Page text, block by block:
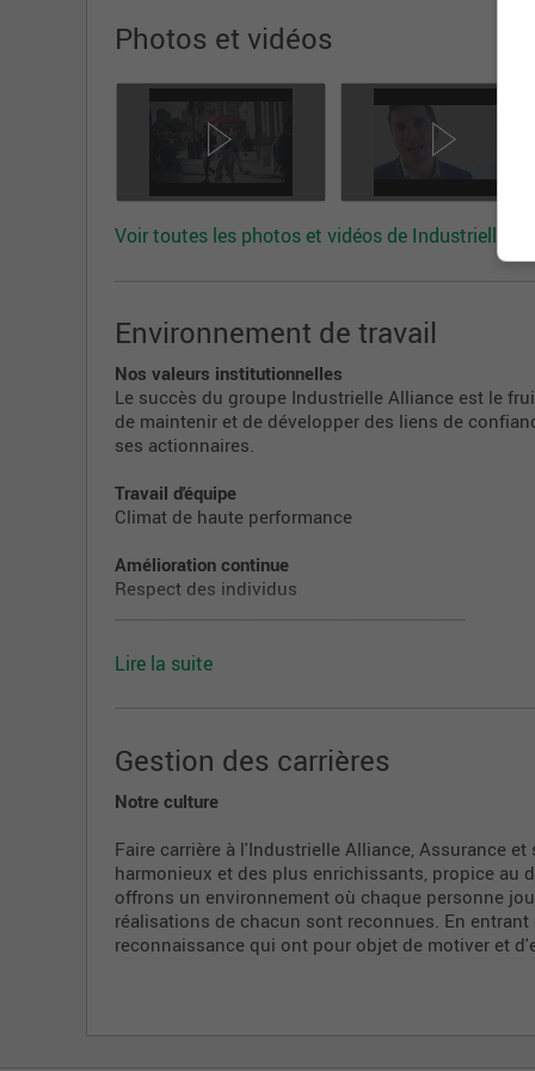
Photos et vidéos
Voir toutes les photos et vidéos de Industrielle
Environnement de travail
Nos valeurs institutionnelles
Le succès du groupe Industrielle Alliance est le
de maintenir et de développer des liens de
ses actionnaires.
Travail d'équipe
Climat de haute performance
Amélioration continue
Respect des individus
Un esprit d'équipe
épauler et de vous faire profiter de leurs
pour que vous puissiez atteindre vos objectifs de
Lire la suite
Gestion des carrières
Notre culture
Faire carrière à l'Industrielle Alliance, Assurance
harmonieux et des plus enrichissants, propice au
offrons un environnement où chaque personne
réalisations de chacun sont reconnues. En
reconnaissance qui ont pour objet de motiver et